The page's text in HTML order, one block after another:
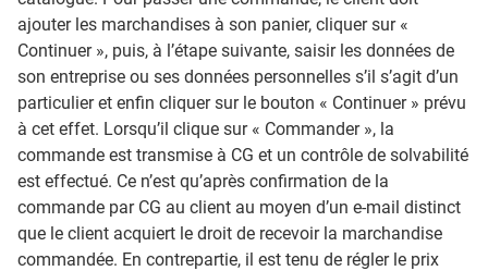
ajouter les marchandises à son panier, cliquer sur «
Continuer », puis, à l’étape suivante, saisir les données de
son entreprise ou ses données personnelles s’il s’agit d’un
particulier et enfin cliquer sur le bouton « Continuer » prévu
à cet effet. Lorsqu’il clique sur « Commander », la
commande est transmise à CG et un contrôle de solvabilité
est effectué. Ce n’est qu’après confirmation de la
commande par CG au client au moyen d’un e-mail distinct
que le client acquiert le droit de recevoir la marchandise
commandée. En contrepartie, il est tenu de régler le prix